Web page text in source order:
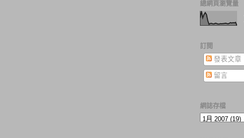
總網頁瀏覽量
訂閱
發表文章
留言
網誌存檔